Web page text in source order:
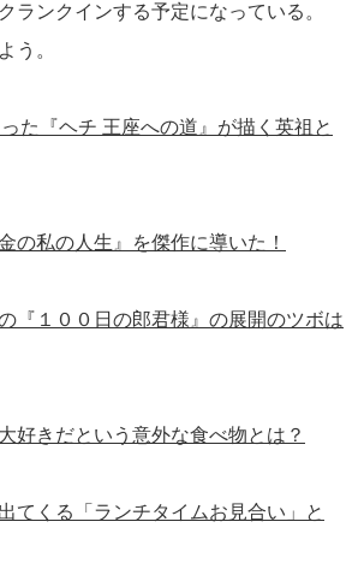
ランクインする予定になっている。
う。
た『ヘチ 王座への道』が描く英祖と
の私の人生』を傑作に導いた！
『１００日の郎君様』の展開のツボは
好きだという意外な食べ物とは？
てくる「ランチタイムお見合い」と